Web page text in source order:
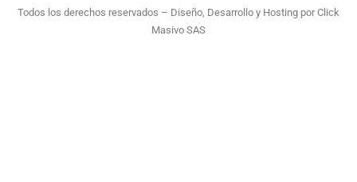
Todos los derechos reservados – Diseño, Desarrollo y Hosting porClick
Masivo SAS